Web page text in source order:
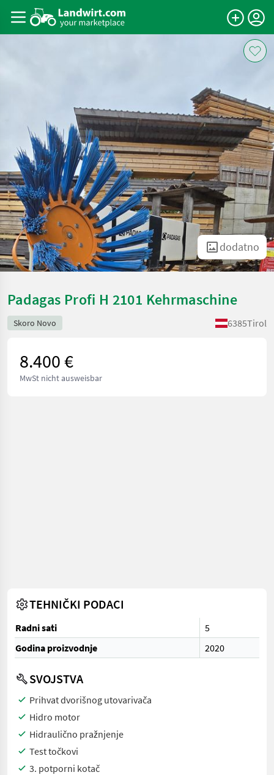
dodatno
Padagas Profi H 2101 Kehrmaschine
Skoro Novo 6385Tirol
8.400 €
MwSt nicht ausweisbar
TEHNIČKI PODACI
Radni sati
5
Godina proizvodnje
2020
SVOJSTVA
Prihvat dvorišnog utovarivača
Hidro motor
Hidraulično pražnjenje
Test točkovi
3. potporni kotač